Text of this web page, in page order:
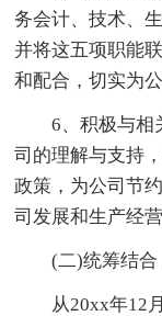
务会计、技术、
并将这五项职能
和配合，切实为
6、积极与相
司的理解与支持
政策，为公司节
司发展和生产经
(二)统筹结
从20xx年12